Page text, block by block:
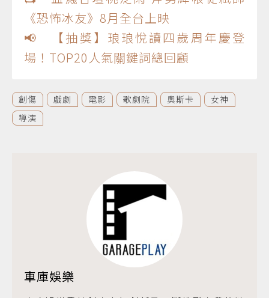
《恐怖冰友》8月全台上映
📢 【抽獎】琅琅悅讀四歲周年慶登
場！TOP20人氣關鍵詞總回顧
創傷 戲劇 電影 歌劇院 奧斯卡
女神
導演
車庫娛樂